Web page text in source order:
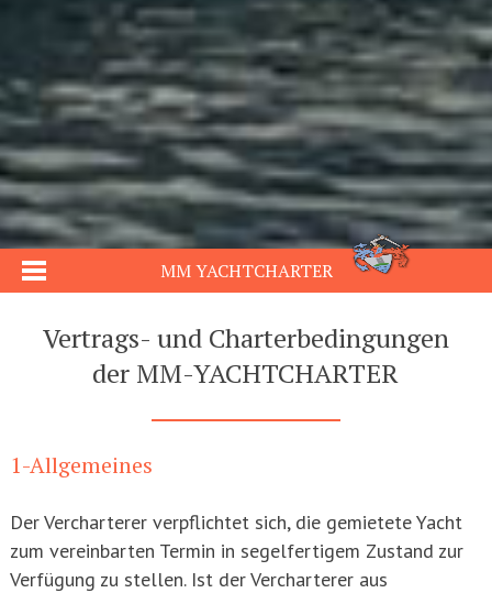
MM YACHTCHARTER
Vertrags- und Charterbedingungen
der MM-YACHTCHARTER
1-Allgemeines
Der Vercharterer verpflichtet sich, die gemietete Yacht
zum vereinbarten Termin in segelfertigem Zustand zur
Verfügung zu stellen. Ist der Vercharterer aus